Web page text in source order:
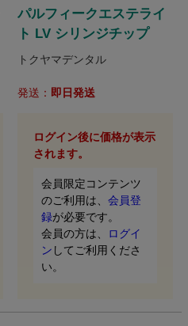
パルフィークエステライ
ト LV シリンジチップ
トクヤマデンタル
発送： 即日発送
ログイン後に価格が表示
されます。
会員限定コンテンツ
のご利用は、 会員登
録が必要です。
会員の方は、
ログイ
ン してご利用くださ
い。